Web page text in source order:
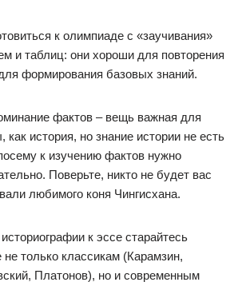
к олимпиаде с «заучивания»
и таблиц: они хороши для повторения
формирования базовых знаний.
фактов – вещь важная для
как история, но знание истории не есть
к изучению фактов нужно
Поверьте, никто не будет вас
любимого коня Чингисхана.
к эссе старайтесь
только классикам (Карамзин,
Платонов), но и современным